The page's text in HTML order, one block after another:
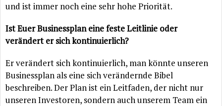
und ist immer noch eine sehr hohe Priorität.
Ist Euer Businessplan eine feste Leitlinie oder
verändert er sich kontinuierlich?
Er verändert sich kontinuierlich, man könnte unseren
Businessplan als eine sich verändernde Bibel
beschreiben. Der Plan ist ein Leitfaden, der nicht nur
unseren Investoren, sondern auch unserem Team ein